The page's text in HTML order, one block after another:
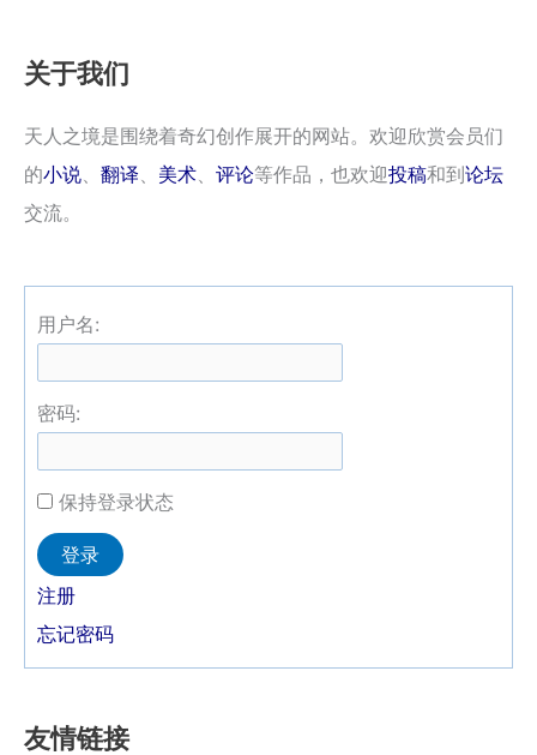
关于我们
天人之境是围绕着奇幻创作展开的网站。欢迎欣赏会员们
的小说 翻译 美术 评论等作品，也欢迎投稿和到论坛
交流。
用户名:
密码:
保持登录状态
Alternative:
登录
注册
忘记密码
友情链接